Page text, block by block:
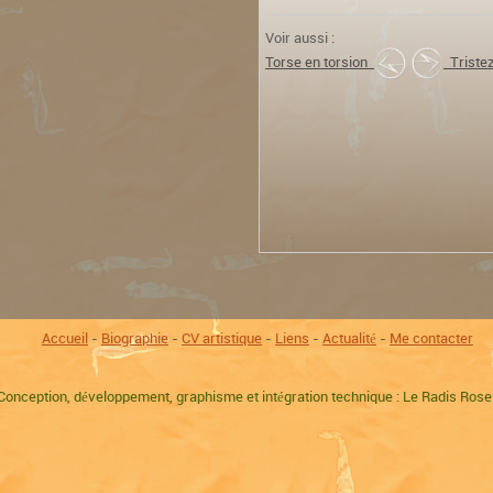
Voir aussi :
Torse en torsion
Accueil - Biographie- CV artistique - Liens - Actualité - Me contacter
développement, graphisme et intégration technique : Le Radis